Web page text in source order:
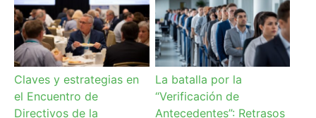
Claves y estrategias en
el Encuentro de
Directivos de la
La batalla por la
“Verificación de
Antecedentes”: Retrasos